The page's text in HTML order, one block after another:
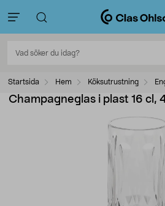
Startsida Hem Köksutrustning
Champagneglas i plast 16 cl,